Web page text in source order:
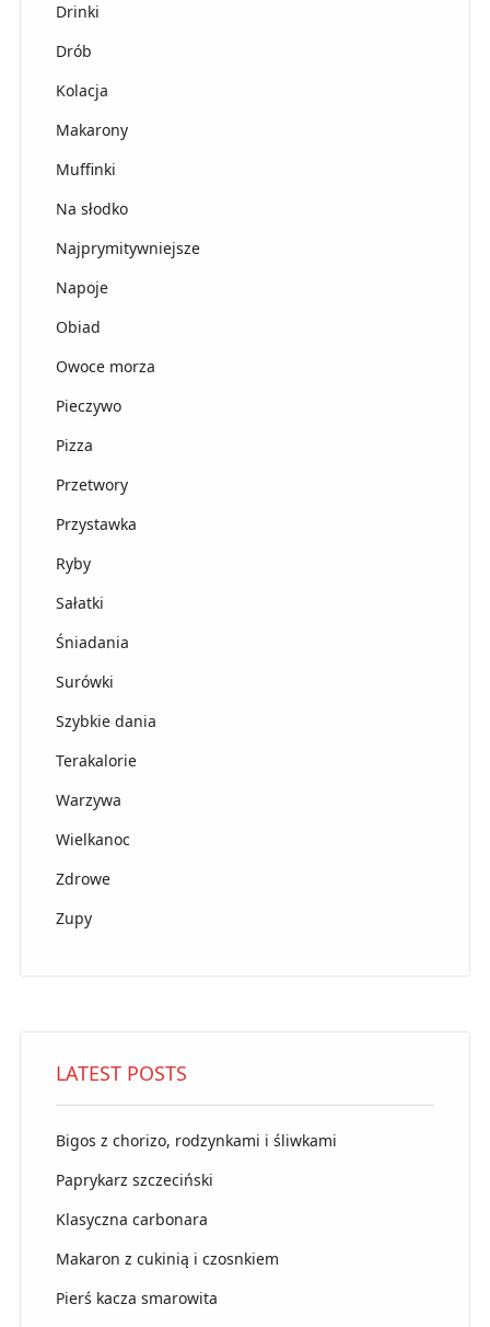
Drinki
Drób
Kolacja
Makarony
Muffinki
Na słodko
Najprymitywniejsze
Napoje
Obiad
Owoce morza
Pieczywo
Pizza
Przetwory
Przystawka
Ryby
Sałatki
Śniadania
Surówki
Szybkie dania
Terakalorie
Warzywa
Wielkanoc
Zdrowe
Zupy
LATEST POSTS
Bigos z chorizo, rodzynkami i śliwkami
Paprykarz szczeciński
Klasyczna carbonara
Makaron z cukinią i czosnkiem
Pierś kacza smarowita